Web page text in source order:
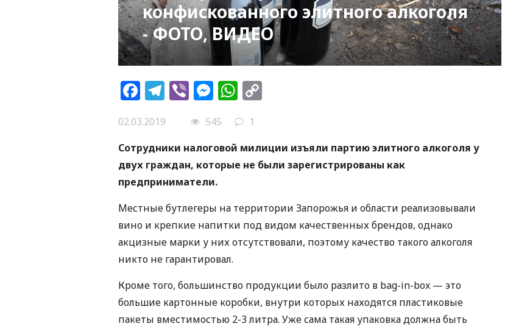
конфискованного элитного алкоголя
- ФОТО, ВИДЕО
Facebook
Telegram
ViberMessenger
WhatsApp
02.03.2019 545
1
Сотрудники налоговой милиции изъяли партию элитного алкоголя у
двух граждан, которые не были зарегистрированы как
предприниматели.
Местные бутлегеры на территории Запорожья и области реализовывали
вино и крепкие напитки под видом качественных брендов, однако
акцизные марки у них отсутствовали, поэтому качество такого алкоголя
никто не гарантировал.
Кроме того, большинство продукции было разлито в bag-in-box — это
большие картонные коробки, внутри которых находятся пластиковые
пакеты вместимостью 2-3 литра. Уже сама такая упаковка должна быть